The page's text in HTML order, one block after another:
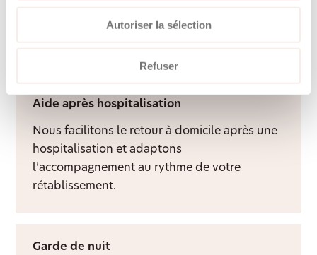
Autoriser la sélection
Refuser
apportent du lien social, de la structure et
Aide après hospitalisation
Nous facilitons le retour à domicile après une
hospitalisation et adaptons
l’accompagnement au rythme de votre
rétablissement.
Garde de nuit